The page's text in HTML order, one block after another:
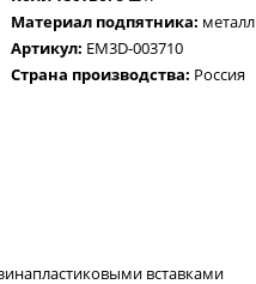
Материал подпятника: металл
Артикул: EM3D-003710
Страна производства: Россия
вставками